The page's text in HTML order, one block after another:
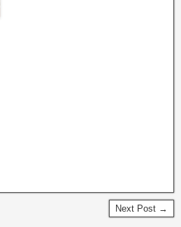
Next Post →